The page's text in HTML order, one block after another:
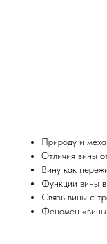
Природу и
Отличия вины
Вину как
Функции вины в
Связь вины с
Феномен «вины